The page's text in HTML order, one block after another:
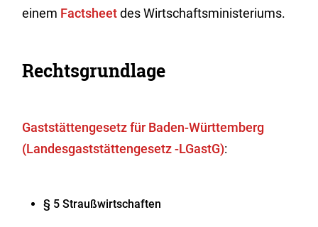
einem Factsheetdes Wirtschaftsministeriums.
Rechtsgrundlage
Gaststättengesetz für Baden-Württemberg
(Landesgaststättengesetz -LGastG):
§ 5 Straußwirtschaften